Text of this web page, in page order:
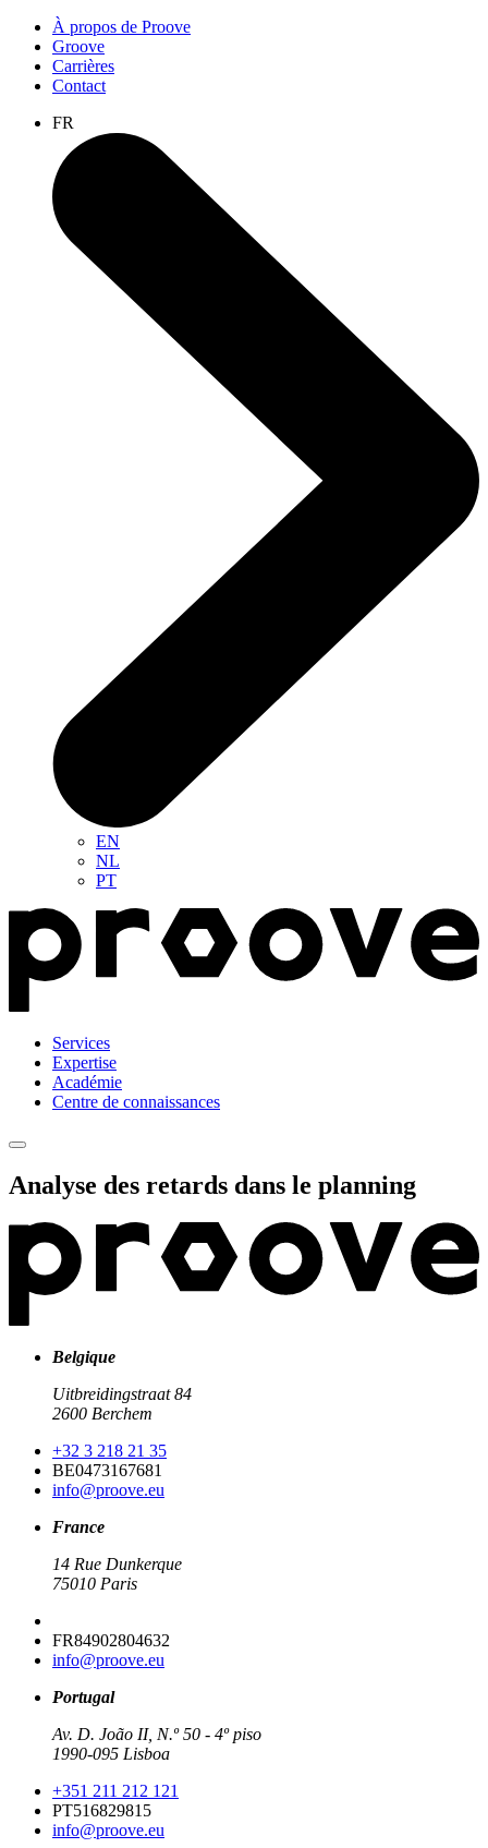
À propos de Proove
Groove
Carrières
Contact
FR
EN
NL
PT
Services
Expertise
Académie
Centre de connaissances
Analyse des retards dans le planning
Belgique
Uitbreidingstraat 84
2600 Berchem
+32 3 218 21 35
BE0473167681
info@proove.eu
France
14 Rue Dunkerque
75010 Paris
FR84902804632
info@proove.eu
Portugal
Av. D. João II, N.º 50 - 4º piso
1990-095 Lisboa
+351 211 212 121
PT516829815
info@proove.eu